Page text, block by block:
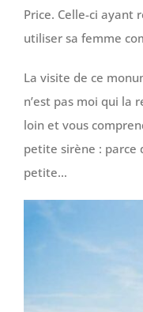
Price. Celle-ci ayant
utiliser sa femme
La visite de ce
n’est pas moi qui la
loin et vous
petite sirène : parce
petite…